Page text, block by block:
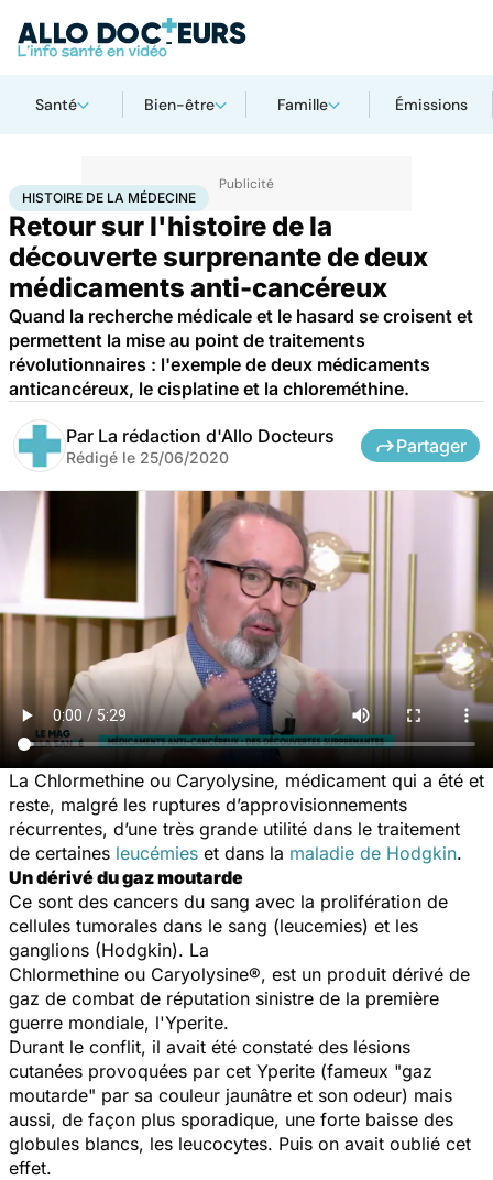
Santé Bien-être Famille Émissions
AccueilSantéMédicamentsHistoire de la médecine
HISTOIRE DE LA MÉDECINE
Retour sur l'histoire de la
découverte surprenante de deux
médicaments anti-cancéreux
Quand la recherche médicale et le hasard se croisent et
permettent la mise au point de traitements
révolutionnaires : l'exemple de deux médicaments
anticancéreux, le cisplatine et la chloreméthine.
Par La rédaction d'Allo Docteurs
Rédigé le 25/06/2020
Partager
La Chlormethine ou Caryolysine, médicament qui a été et
reste, malgré les ruptures d’approvisionnements
récurrentes, d’une très grande utilité dans le traitement
de certaines leucémies et dans la maladie de Hodgkin.
Un dérivé du gaz moutarde
Ce sont des cancers du sang avec la prolifération de
cellules tumorales dans le sang (leucemies) et les
ganglions (Hodgkin). La
Chlormethine ou Caryolysine®, est un produit dérivé de
gaz de combat de réputation sinistre de la première
guerre mondiale, l'Yperite.
Durant le conflit, il avait été constaté des lésions
cutanées provoquées par cet Yperite (fameux "gaz
moutarde" par sa couleur jaunâtre et son odeur) mais
aussi, de façon plus sporadique, une forte baisse des
globules blancs, les leucocytes. Puis on avait oublié cet
effet.